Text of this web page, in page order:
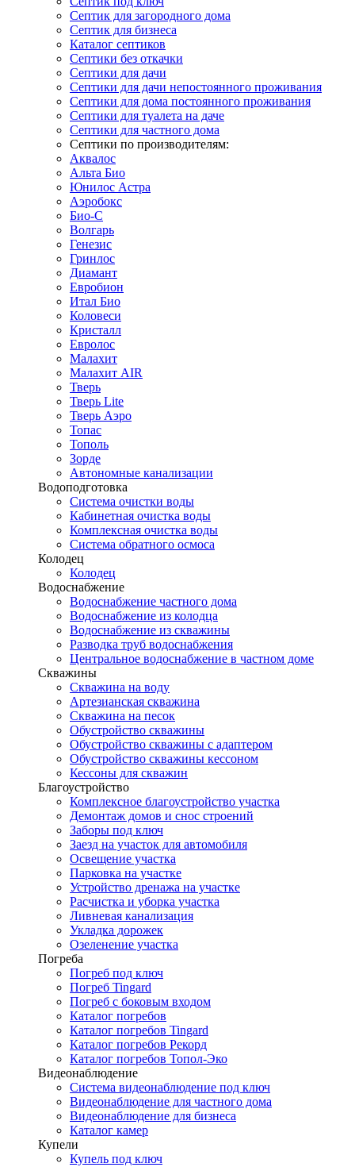
Септик для загородного дома
Септик для бизнеса
Каталог септиков
Септики без откачки
Септики для дачи
Септики для дачи непостоянного проживания
Септики для дома постоянного проживания
Септики для туалета на даче
Септики для частного дома
Септики по производителям:
Аквалос
Альта Био
Юнилос Астра
Аэробокс
Био-С
Волгарь
Генезис
Гринлос
Диамант
Евробион
Итал Био
Коловеси
Кристалл
Евролос
Малахит
Малахит AIR
Тверь
Тверь Lite
Тверь Аэро
Топас
Тополь
Зорде
Автономные канализации
Водоподготовка
Система очистки воды
Кабинетная очистка воды
Комплексная очистка воды
Система обратного осмоса
Колодец
Колодец
Водоснабжение
Водоснабжение частного дома
Водоснабжение из колодца
Водоснабжение из скважины
Разводка труб водоснабжения
Центральное водоснабжение в частном доме
Скважины
Скважина на воду
Артезианская скважина
Скважина на песок
Обустройство скважины
Обустройство скважины с адаптером
Обустройство скважины кессоном
Кессоны для скважин
Благоустройство
Комплексное благоустройство участка
Демонтаж домов и снос строений
Заборы под ключ
Заезд на участок для автомобиля
Освещение участка
Парковка на участке
Устройство дренажа на участке
Расчистка и уборка участка
Ливневая канализация
Укладка дорожек
Озеленение участка
Погреба
Погреб под ключ
Погреб Tingard
Погреб с боковым входом
Каталог погребов
Каталог погребов Tingard
Каталог погребов Рекорд
Каталог погребов Топол-Эко
Видеонаблюдение
Система видеонаблюдение под ключ
Видеонаблюдение для частного дома
Видеонаблюдение для бизнеса
Каталог камер
Купели
Купель под ключ